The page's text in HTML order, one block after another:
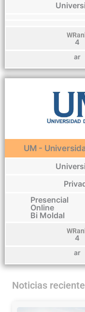
4
ar
UM -
Presencial
Online
Bi Moldal
4
ar
Noticias